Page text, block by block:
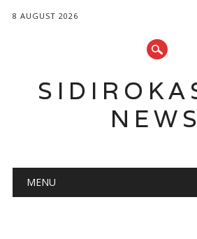
8 AUGUST 2026
NEWS
Main menu
MENU